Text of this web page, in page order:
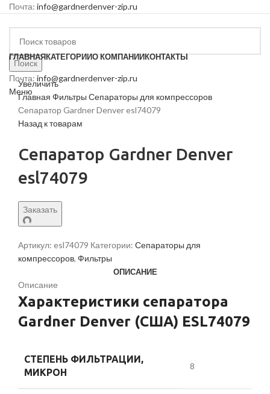
Почта: info@gardnerdenver-zip.ru
Поиск
Почта: info@gardnerdenver-zip.ru
Меню
ГЛАВНАЯКАТЕГОРИИО КОМПАНИИКОНТАКТЫ
Увеличить
Главная Фильтры Сепараторы для компрессоров
Сепаратор Gardner Denver esl74079
Назад к товарам
Сепаратор Gardner Denver
esl74079
Заказать
Артикул: esl74079 Категории: Сепараторы для
компрессоров, Фильтры
ОПИСАНИЕ
Описание
Характеристики сепаратора
Gardner Denver (США) ESL74079
СТЕПЕНЬ ФИЛЬТРАЦИИ,
МИКРОН
8